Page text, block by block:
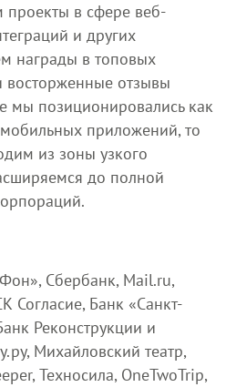
проекты в сфере веб-
и других
награды в топовых
отзывы
мы позиционировались как
приложений, то
из зоны узкого
до полной
Сбербанк, Mail.ru,
Согласие, Банк «Санкт-
Реконструкции и
Михайловский театр,
Техносила, OneTwoTrip,